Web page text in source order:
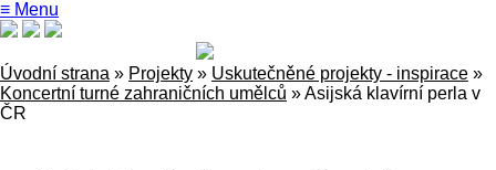
≡ Menu
Úvodní strana » Projekty » Uskutečněné projekty - inspirace »
Koncertní turné zahraničních umělců »Asijská klavírní perla v
ČR